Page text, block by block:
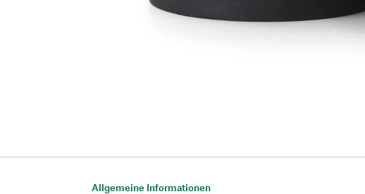
Allgemeine Informationen